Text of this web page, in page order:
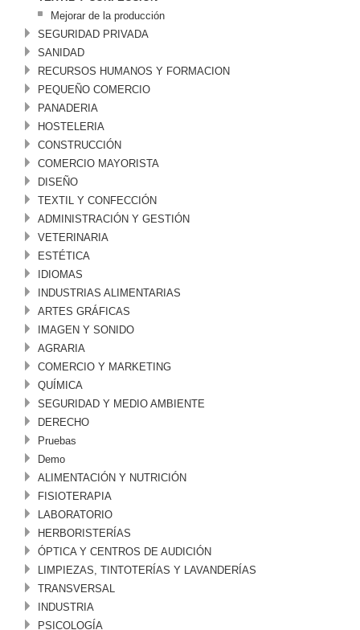
Mejorar de la producción
SEGURIDAD PRIVADA
SANIDAD
RECURSOS HUMANOS Y FORMACION
PEQUEÑO COMERCIO
PANADERIA
HOSTELERIA
CONSTRUCCIÓN
COMERCIO MAYORISTA
DISEÑO
TEXTIL Y CONFECCIÓN
ADMINISTRACIÓN Y GESTIÓN
VETERINARIA
ESTÉTICA
IDIOMAS
INDUSTRIAS ALIMENTARIAS
ARTES GRÁFICAS
IMAGEN Y SONIDO
AGRARIA
COMERCIO Y MARKETING
QUÍMICA
SEGURIDAD Y MEDIO AMBIENTE
DERECHO
Pruebas
Demo
ALIMENTACIÓN Y NUTRICIÓN
FISIOTERAPIA
LABORATORIO
HERBORISTERÍAS
ÓPTICA Y CENTROS DE AUDICIÓN
LIMPIEZAS, TINTOTERÍAS Y LAVANDERÍAS
TRANSVERSAL
INDUSTRIA
PSICOLOGÍA